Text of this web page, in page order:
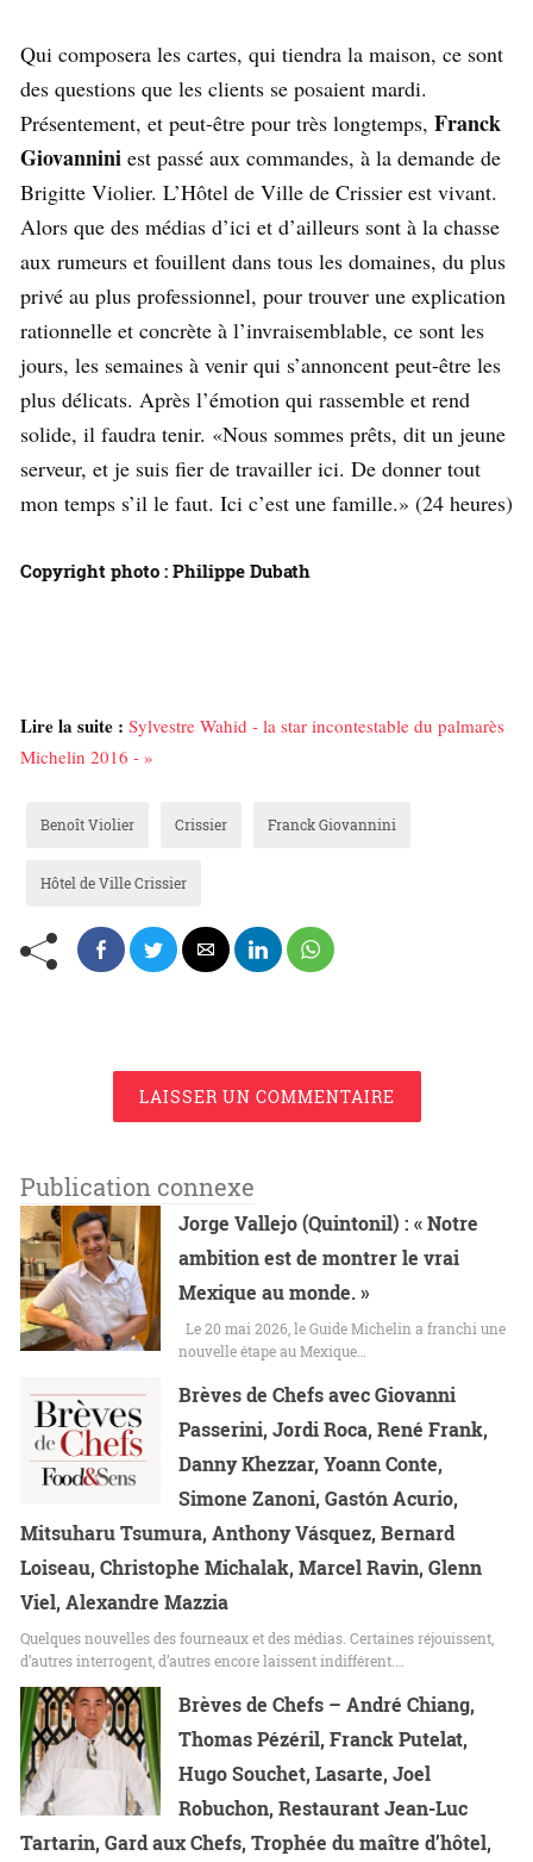
Qui composera les cartes, qui tiendra la maison, ce sont
des questions que les clients se posaient mardi.
Présentement, et peut-être pour très longtemps, Franck
Giovannini est passé aux commandes, à la demande de
Brigitte Violier. L’Hôtel de Ville de Crissier est vivant.
Alors que des médias d’ici et d’ailleurs sont à la chasse
aux rumeurs et fouillent dans tous les domaines, du plus
privé au plus professionnel, pour trouver une explication
rationnelle et concrète à l’invraisemblable, ce sont les
jours, les semaines à venir qui s’annoncent peut-être les
plus délicats. Après l’émotion qui rassemble et rend
solide, il faudra tenir. «Nous sommes prêts, dit un jeune
serveur, et je suis fier de travailler ici. De donner tout
mon temps s’il le faut. Ici c’est une famille.» (24 heures)
Copyright photo : Philippe Dubath
Lire la suite : Sylvestre Wahid - la star incontestable du palmarès
Michelin 2016 - »
Benoît Violier Crissier Franck Giovannini
Hôtel de Ville Crissier
LAISSER UN COMMENTAIRE
Publication connexe
Jorge Vallejo (Quintonil) : « Notre
ambition est de montrer le vrai
Mexique au monde. »
Le 20 mai 2026, le Guide Michelin a franchi une
nouvelle étape au Mexique…
Brèves de Chefs avec Giovanni
Passerini, Jordi Roca, René Frank,
Danny Khezzar, Yoann Conte,
Simone Zanoni, Gastón Acurio,
Mitsuharu Tsumura, Anthony Vásquez, Bernard
Loiseau, Christophe Michalak, Marcel Ravin, Glenn
Viel, Alexandre Mazzia
Quelques nouvelles des fourneaux et des médias. Certaines réjouissent,
d’autres interrogent, d’autres encore laissent indifférent.…
Brèves de Chefs – André Chiang,
Thomas Pézéril, Franck Putelat,
Hugo Souchet, Lasarte, Joel
Robuchon, Restaurant Jean-Luc
Tartarin, Gard aux Chefs, Trophée du maître d’hôtel,